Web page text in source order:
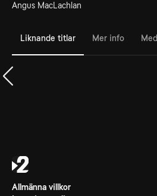
Angus MacLachlan
Liknande titlar Mer info
Allmänna villkor